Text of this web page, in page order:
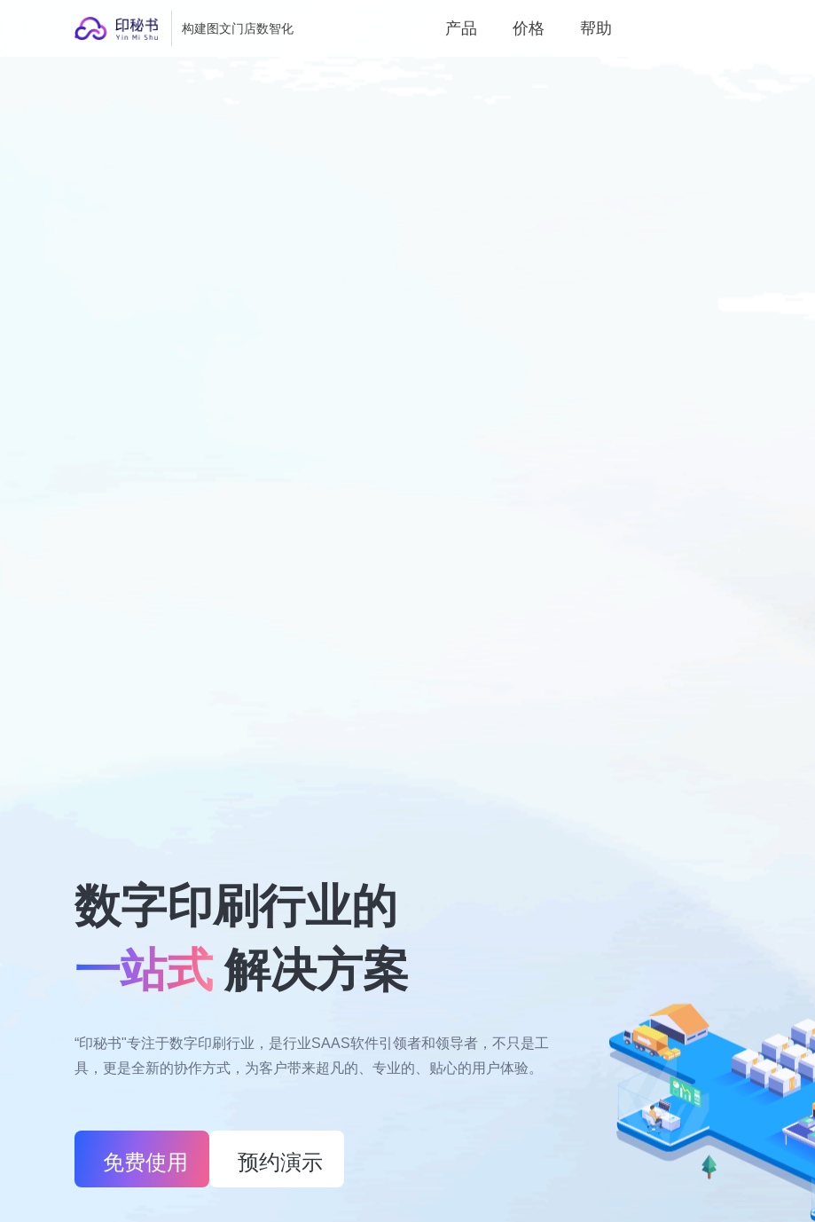
构建图文门店数智化 产品 价格 帮助
数字印刷行业的
一站式解决方案
“印秘书"专注于数字印刷行业，是行业SAAS软件引领者和领导者，不只是工
具，更是全新的协作方式，为客户带来超凡的、专业的、贴心的用户体验。
免费使用 预约演示